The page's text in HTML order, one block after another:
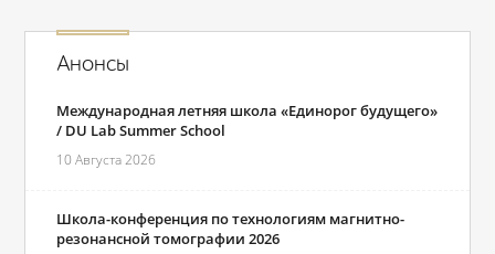
Анонсы
Международная летняя школа «Единорог будущего»
/ DU Lab Summer School
10 Августа 2026
Школа-конференция по технологиям магнитно-
резонансной томографии 2026